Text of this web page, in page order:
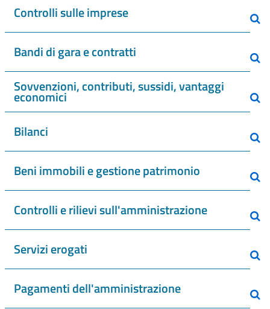
Controlli sulle imprese
Bandi di gara e contratti
Sovvenzioni, contributi, sussidi, vantaggi
economici
Bilanci
Beni immobili e gestione patrimonio
Controlli e rilievi sull'amministrazione
Servizi erogati
Pagamenti dell'amministrazione